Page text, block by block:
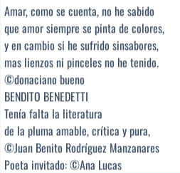
Amar, como se cuenta, no he sabido
que amor siempre se pinta de colores,
y en cambio si he sufrido sinsabores,
mas lienzos ni pinceles no he tenido.
©donaciano bueno
BENDITO BENEDETTI
Tenía falta la literatura
de la pluma amable, crítica y pura,
©Juan Benito Rodríguez Manzanares
Poeta invitado: ©Ana Lucas